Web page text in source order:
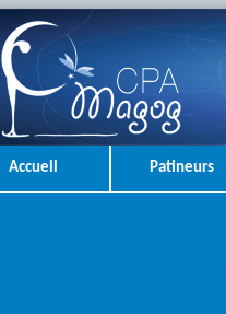
Accueil Patineurs